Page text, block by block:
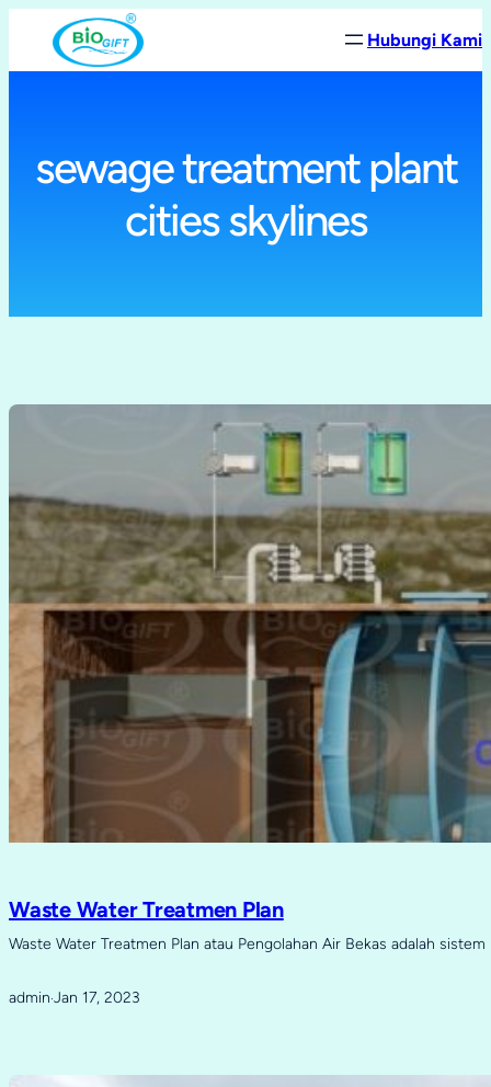
konten
Hubungi Kami
sewage treatment plant
cities skylines
Waste Water Treatmen Plan
Waste Water Treatmen Plan atau Pengolahan Air Bekas adalah
admin·Jan 17, 2023